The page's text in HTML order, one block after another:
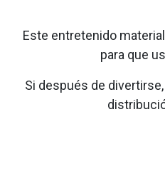
Este entretenido
para que
Si después de